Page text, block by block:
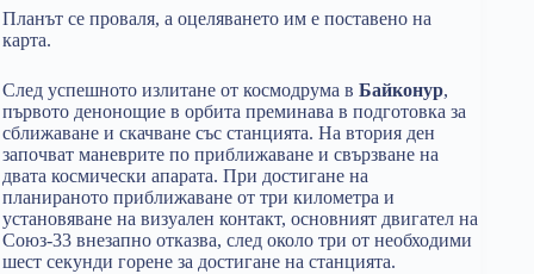
Планът се проваля, а оцеляването им е поставено на
карта.
След успешното излитане от космодрума в Байконур,
първото денонощие в орбита преминава в подготовка за
сближаване и скачване със станцията. На втория ден
започват маневрите по приближаване и свързване на
двата космически апарата. При достигане на
планираното приближаване от три километра и
установяване на визуален контакт, основният двигател на
Союз-33 внезапно отказва, след около три от необходими
шест секунди горене за достигане на станцията.